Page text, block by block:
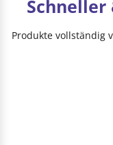
Produkte vollständig